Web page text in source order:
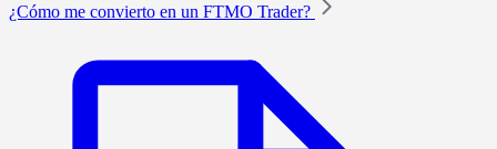
¿Cómo me convierto en un FTMO Trader?